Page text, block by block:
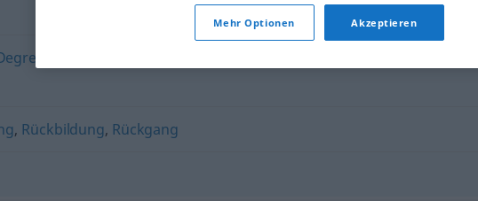
(fachspr.)
, Rückbildung, Rückgang
Mehr Optionen Akzeptieren